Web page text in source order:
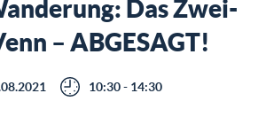
Das Zwei-
– ABGESAGT!
10:30 - 14:30